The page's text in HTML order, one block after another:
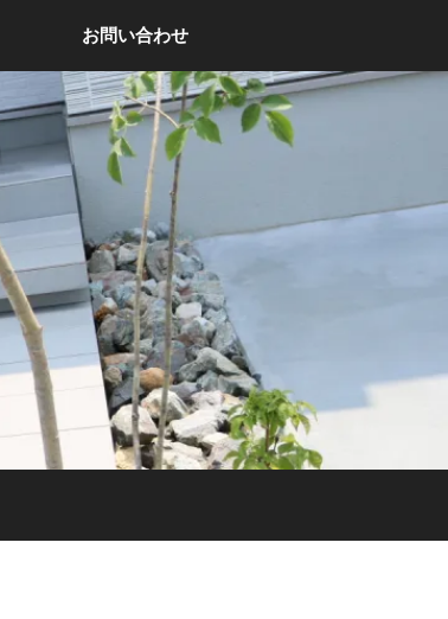
お問い合わせ